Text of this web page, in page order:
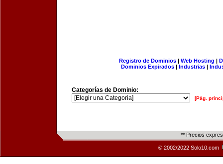
Registro de Dominios| Web Hosting |
Dominios Expirados | Industrias |
Categorías de Dominio:
[Pág.
** Precios
© 2002/2022 Solo10.com